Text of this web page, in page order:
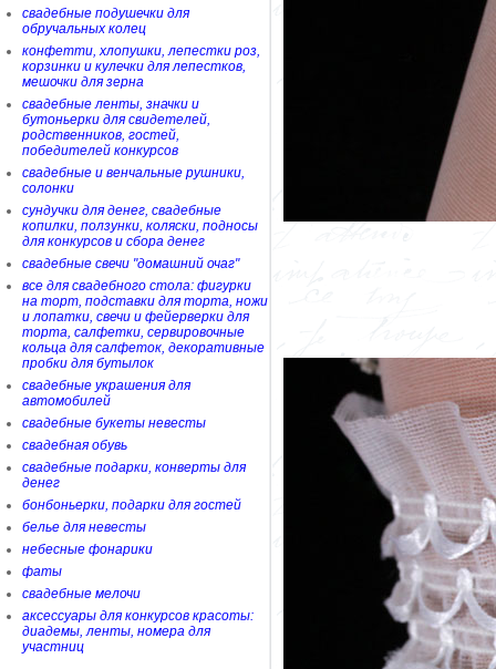
свадебные подушечки для
обручальных колец
конфетти, хлопушки, лепестки роз,
корзинки и кулечки для лепестков,
мешочки для зерна
свадебные ленты, значки и
бутоньерки для свидетелей,
родственников, гостей,
победителей конкурсов
свадебные и венчальные рушники,
солонки
сундучки для денег, свадебные
копилки, ползунки, коляски, подносы
для конкурсов и сбора денег
свадебные свечи "домашний очаг"
все для свадебного стола: фигурки
на торт, подставки для торта, ножи
и лопатки, свечи и фейерверки для
торта, салфетки, сервировочные
кольца для салфеток, декоративные
пробки для бутылок
свадебные украшения для
автомобилей
свадебные букеты невесты
свадебная обувь
свадебные подарки, конверты для
денег
бонбоньерки, подарки для гостей
белье для невесты
небесные фонарики
фаты
свадебные мелочи
аксессуары для конкурсов красоты:
диадемы, ленты, номера для
участниц